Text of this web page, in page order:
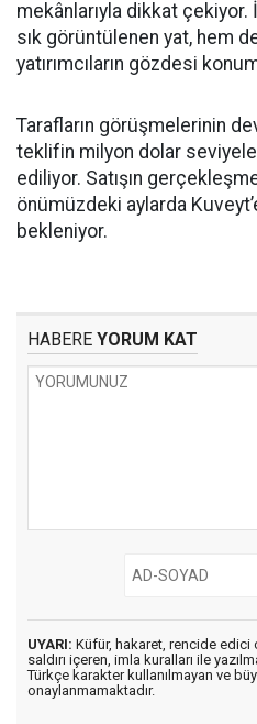
mekânlarıyla dikkat çekiyor.
sık görüntülenen yat, hem
yatırımcıların gözdesi
Tarafların görüşmelerinin
teklifin milyon dolar
ediliyor. Satışın
önümüzdeki aylarda
bekleniyor.
HABERE YORUM KAT
UYARI: Küfür, hakaret, rencide edici
saldırı içeren, imla kuralları ile
Türkçe karakter kullanılmayan ve
onaylanmamaktadır.